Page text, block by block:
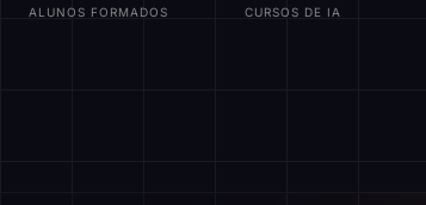
ALUNOS FORMADOS CURSOS DE IA